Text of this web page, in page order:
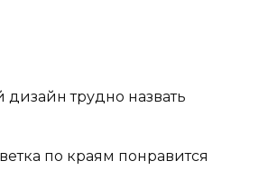
дизайн трудно назвать
по краям понравится